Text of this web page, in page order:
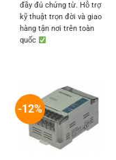
đầy đủ chứng từ. Hỗ trợ
kỹ thuật trọn đời và giao
hàng tận nơi trên toàn
quốc
-12%